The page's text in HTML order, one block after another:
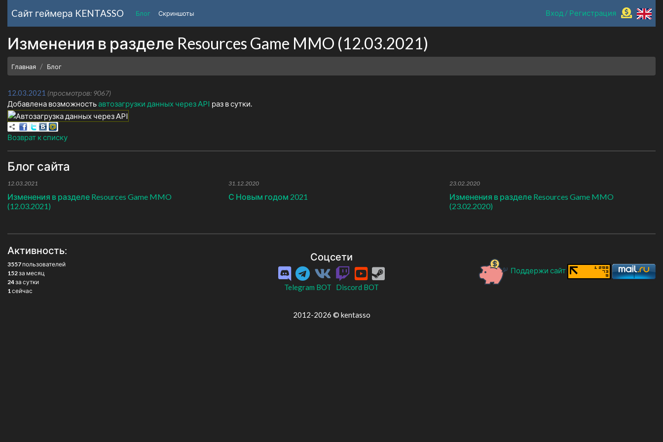
Cайт геймера KENTASSO Блог Скриншоты Вход / Регистрация
Изменения в разделе Resources Game MMO (12.03.2021)
Главная Блог
12.03.2021 (просмотров: 9067)
Добавлена возможностьавтозагрузки данных через API раз в сутки.
Возврат к списку
Блог сайта
12.03.2021
Изменения в разделе Resources Game MMO
(12.03.2021)
31.12.2020
С Новым годом 2021
23.02.2020
Изменения в разделе Resources Game MMO
(23.02.2020)
Активность:
3557 пользователей
152за месяц
24за сутки
1 сейчас
Соцсети
Telegram BOT Discord BOT
Поддержи сайт
2012-2026 © kentasso